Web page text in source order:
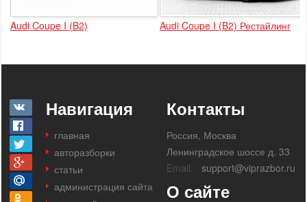
Audi Coupe I (B2) Audi Coupe I (B2) Рестайлинг
Навигация
главная
авторазборки
статьи
администрация сайта
Контакты
Россия, Москва
Ленинградское шоссе д. 33
Email:
support@viprazbor.ru
О сайте